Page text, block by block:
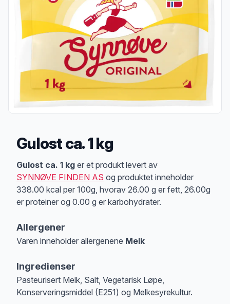
Gulost ca. 1 kg
Produktbeskrivelse
Gulost ca. 1 kg er et produkt levert av
SYNNØVE FINDEN AS og produktet inneholder
338.00 kcal per 100g, hvorav 26.00 g er fett, 26.00g
er proteiner og 0.00 g er karbohydrater.
Allergener
Varen inneholder allergenene Melk
Ingredienser
Pasteurisert Melk, Salt, Vegetarisk Løpe,
Konserveringsmiddel (E251) og Melkesyrekultur.